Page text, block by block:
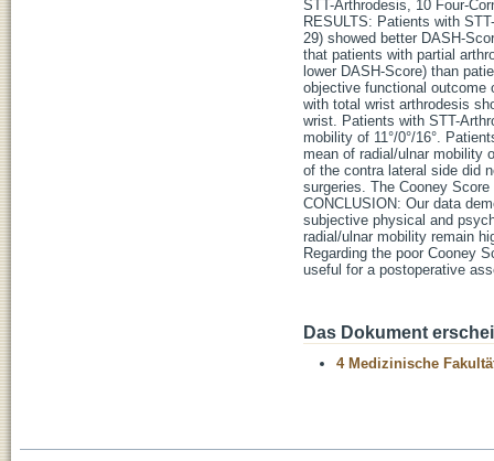
STT-Arthrodesis, 10 Four-
RESULTS: Patients with
29) showed better DASH-
that patients with partial
lower DASH-Score) than
objective functional outcome
with total wrist arthrodesis
wrist. Patients with STT-
mobility of 11°/0°/16°.
mean of radial/ulnar mobility
of the contra lateral side did
surgeries. The Cooney
CONCLUSION: Our data
subjective physical and
radial/ulnar mobility remain
Regarding the poor Cooney
useful for a postoperative
Das Dokument
4 Medizinische